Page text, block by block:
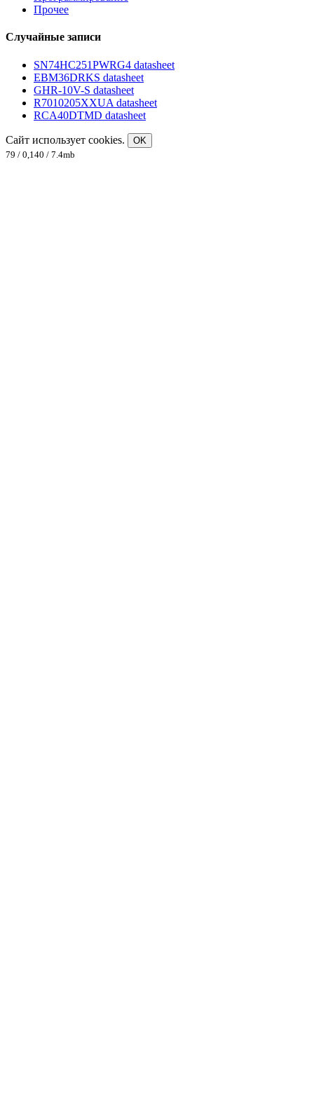
Прочее
Случайные записи
SN74HC251PWRG4 datasheet
EBM36DRKS datasheet
GHR-10V-S datasheet
R7010205XXUA datasheet
RCA40DTMD datasheet
Сайт использует cookies.
OK
79 / 0,140 / 7.4mb